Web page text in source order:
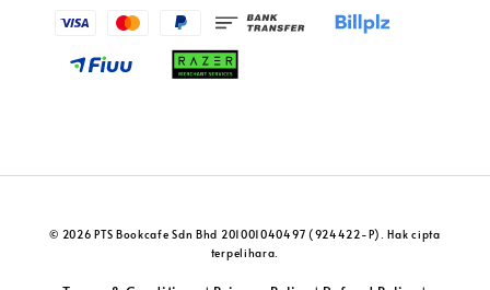
© 2026 PTS Bookcafe Sdn Bhd 201001040497 (924422-P). Hak cipta
terpelihara.